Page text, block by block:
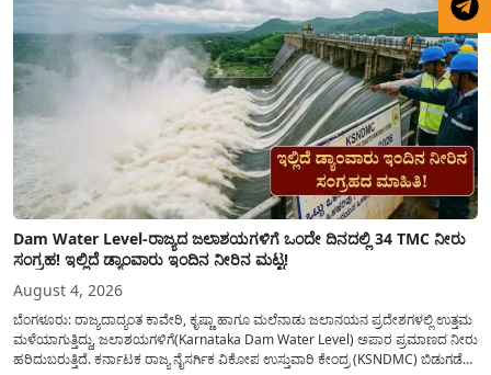
Dam Water Level-ರಾಜ್ಯದ ಜಲಾಶಯಗಳಿಗೆ ಒಂದೇ ದಿನದಲ್ಲಿ 34 TMC ನೀರು
ಸಂಗ್ರಹ! ಇಲ್ಲಿದೆ ಡ್ಯಾಂವಾರು ಇಂದಿನ ನೀರಿನ ಮಟ್ಟ!
August 4, 2026
ಬೆಂಗಳೂರು: ರಾಜ್ಯದಾದ್ಯಂತ ಕಾವೇರಿ, ಕೃಷ್ಣಾ ಹಾಗೂ ಮಲೆನಾಡು ಜಲಾನಯನ ಪ್ರದೇಶಗಳಲ್ಲಿ ಉತ್ತಮ
ಮಳೆಯಾಗುತ್ತಿದ್ದು, ಜಲಾಶಯಗಳಿಗೆ(Karnataka Dam Water Level) ಅಪಾರ ಪ್ರಮಾಣದ ನೀರು
ಹರಿದುಬರುತ್ತಿದೆ. ಕರ್ನಾಟಕ ರಾಜ್ಯ ನೈಸರ್ಗಿಕ ವಿಕೋಪ ಉಸ್ತುವಾರಿ ಕೇಂದ್ರ (KSNDMC) ಬಿಡುಗಡೆ